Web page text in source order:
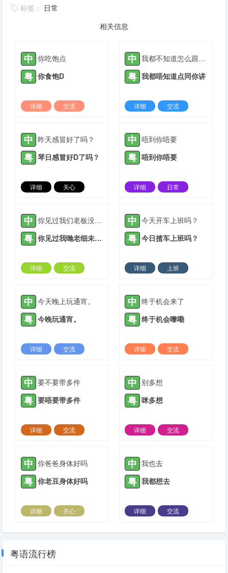
标签： 日常
相关信息
中 你吃饱点
粤 你食饱D
详细
交流
中 我都不知道怎么跟你说
粤 我都唔知道点同你讲
详细
交流
中 昨天感冒好了吗？
粤 琴日感冒好D了吗？
详细
关心
中 唔到你唔要
粤 唔到你唔要
详细
日常
中 你见过我们老板没有？
粤 你见过我哋老细未呀？
详细
交流
中 今天开车上班吗？
粤 今日揸车上班吗？
详细
上班
中 今天晚上玩通宵。
粤 今晚玩通宵。
详细
交流
中 终于机会来了
粤 终于机会嚟嘞
详细
交流
中 要不要带多件
粤 要唔要带多件
详细
交流
中 别多想
粤 咪多想
详细
交流
中 你爸爸身体好吗
粤 你老豆身体好吗
详细
关心
中 我也去
粤 我都想去
详细
交流
粤语流行榜